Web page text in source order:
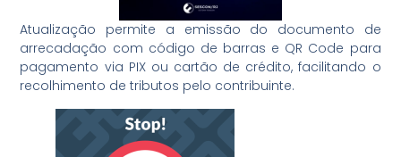
Atualização permite a emissão do documento de
arrecadação com código de barras e QR Code para
pagamento via PIX ou cartão de crédito, facilitando o
recolhimento de tributos pelo contribuinte.